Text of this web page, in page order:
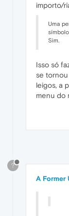
importo/
Uma
Sim.
Isso só
se
leigos, a
menu do
?
A Former